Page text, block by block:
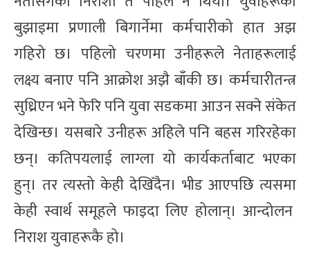
बुझाइमा प्रणाली बिगार्नेमा कर्मचारीको हात अझ
गहिरो छ। पहिलो चरणमा उनीहरूले नेताहरूलाई
लक्ष्य बनाए पनि आक्रोश अझै बाँकी छ। कर्मचारीतन्त्र
सुध्रिएन भने फेरि पनि युवा सडकमा आउन सक्ने संकेत
देखिन्छ। यसबारे उनीहरू अहिले पनि बहस गरिरहेका
छन्। कतिपयलाई लाग्ला यो कार्यकर्ताबाट भएका
हुन्। तर त्यस्तो केही देखिँदैन। भीड आएपछि त्यसमा
केही स्वार्थ समूहले फाइदा लिए होलान्। आन्दोलन
निराश युवाहरूकै हो।